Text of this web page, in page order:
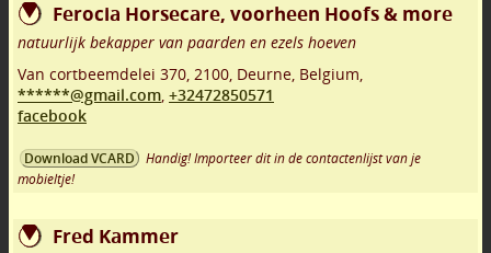
Ferocia Horsecare, voorheen Hoofs & more
natuurlijk bekapper van paarden en ezels hoeven
Van cortbeemdelei 370, 2100, Deurne, Belgium,
******@gmail.com, +32472850571
facebook
Download VCARD
Handig! Importeer dit in de contactenlijst van je
mobieltje!
Fred Kammer